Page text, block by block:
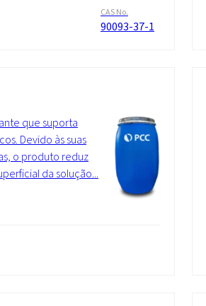
CAS No.
90093-37-1
que suporta
Devido às suas
o produto reduz
da solução...